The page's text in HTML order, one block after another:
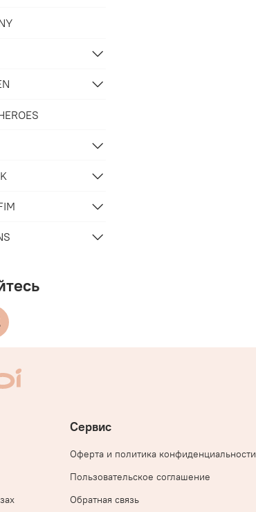
Сервис
Оферта и политика конфиденциальности
Пользовательское соглашение
Обратная связь